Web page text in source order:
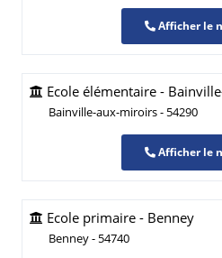
Afficher le
Ecole élémentaire -
Bainville-aux-miroirs - 54290
Afficher le
Ecole primaire - Benney
Benney - 54740